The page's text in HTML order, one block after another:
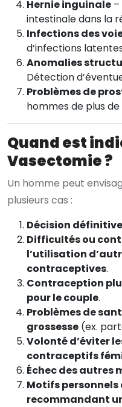
Hernie inguinale
intestinale dans la
Infections des
d’infections
Anomalies
Détection
Problèmes de
hommes de plus de
Quand est
Vasectomie ?
Un homme peut
plusieurs cas :
Décision
Difficultés ou
l’utilisation
contraceptives.
Contraception
pour le couple.
Problèmes de
grossesse (ex.
Volonté d’éviter
contraceptifs
Échec des autres
Motifs
recommandant